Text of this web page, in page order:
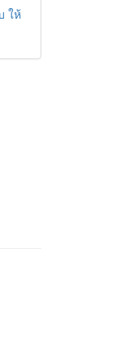
ให้